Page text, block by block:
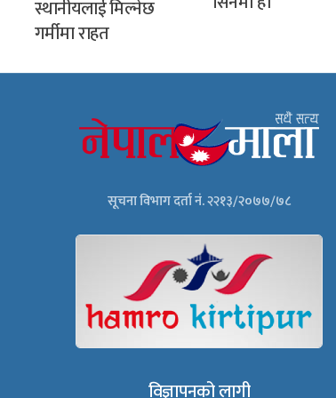
स्थानीयलाई मिल्नेछ
गर्मीमा राहत
सूचना विभाग दर्ता नं. २२१३/२०७७/७८
विज्ञापनको लागी